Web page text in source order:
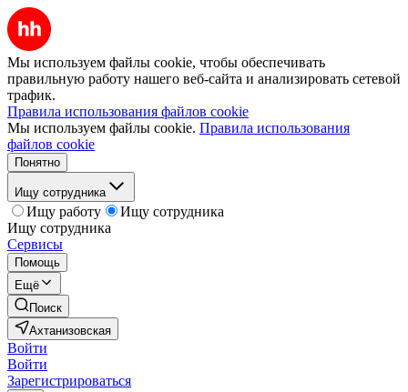
Мы используем файлы cookie, чтобы обеспечивать
правильную работу нашего веб-сайта и анализировать сетевой
трафик.
Правила использования файлов cookie
Мы используем файлы cookie. Правила использования
файлов cookie
Понятно
Ищу сотрудника
Ищу работу
Ищу сотрудника
Ищу сотрудника
Сервисы
Помощь
Ещё
Поиск
Ахтанизовская
Войти
Войти
Зарегистрироваться